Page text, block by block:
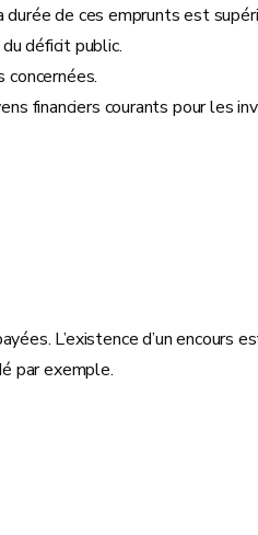
de ces emprunts est
déficit public.
financiers courants pour les
L’existence d’un encours
par exemple.